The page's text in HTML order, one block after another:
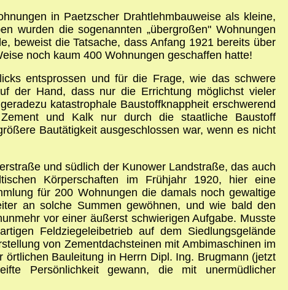
in Paetzscher Drahtlehmbauweise als kleine,
wurden die sogenannten „übergroßen" Wohnungen
beweist die Tatsache, dass Anfang 1921 bereits über
noch kaum 400 Wohnungen geschaffen hatte!
entsprossen und für die Frage, wie das schwere
der Hand, dass nur die Errichtung möglichst vieler
katastrophale Baustoffknappheit erschwerend
und Kalk nur durch die staatliche Baustoff
Bautätigkeit ausgeschlossen war, wenn es nicht
und südlich der Kunower Landstraße, das auch
Körperschaften im Frühjahr 1920, hier eine
für 200 Wohnungen die damals noch gewaltige
an solche Summen gewöhnen, und wie bald den
vor einer äußerst schwierigen Aufgabe. Musste
Feldziegeleibetrieb auf dem Siedlungsgelände
von Zementdachsteinen mit Ambimaschinen im
Bauleitung in Herrn Dipl. Ing. Brugmann (jetzt
Persönlichkeit gewann, die mit unermüdlicher